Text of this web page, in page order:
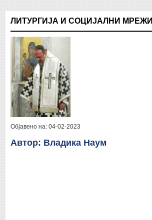
ЛИТУРГИЈА И СОЦИЈАЛНИ МРЕЖИ
Објавено на: 04-02-2023
Автор: Владика Наум